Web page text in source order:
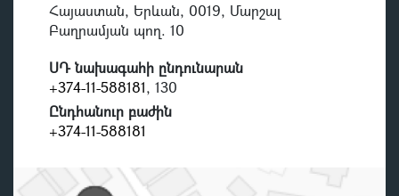
Հայաստան, Երևան, 0019, Մարշալ
Բաղրամյան պող. 10
ՍԴ նախագահի ընդունարան
+374-11-588181, 130
Ընդհանուր բաժին
+374-11-588181